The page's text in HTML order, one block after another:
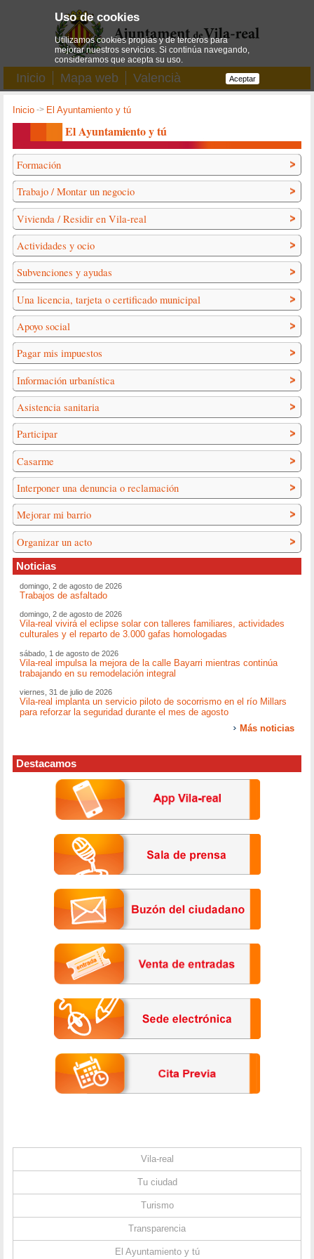
Inicio Mapa web Valencià
Inicio -> El Ayuntamiento y tú
El Ayuntamiento y tú
Formación
Trabajo / Montar un negocio
Vivienda / Residir en Vila-real
Actividades y ocio
Subvenciones y ayudas
Una licencia, tarjeta o certificado municipal
Apoyo social
Pagar mis impuestos
Información urbanística
Asistencia sanitaria
Participar
Casarme
Interponer una denuncia o reclamación
Mejorar mi barrio
Organizar un acto
Noticias
domingo, 2 de agosto de 2026
Trabajos de asfaltado
domingo, 2 de agosto de 2026
Vila-real vivirá el eclipse solar con talleres familiares, actividades
culturales y el reparto de 3.000 gafas homologadas
sábado, 1 de agosto de 2026
Vila-real impulsa la mejora de la calle Bayarri mientras continúa
trabajando en su remodelación integral
viernes, 31 de julio de 2026
Vila-real implanta un servicio piloto de socorrismo en el río Millars
para reforzar la seguridad durante el mes de agosto
Más noticias
Destacamos
Vila-real
Tu ciudad
Turismo
Transparencia
El Ayuntamiento y tú
Uso de cookies
Utilizamos cookies propias y de terceros para
mejorar nuestros servicios. Si continúa navegando,
consideramos que acepta su uso.
Aceptar